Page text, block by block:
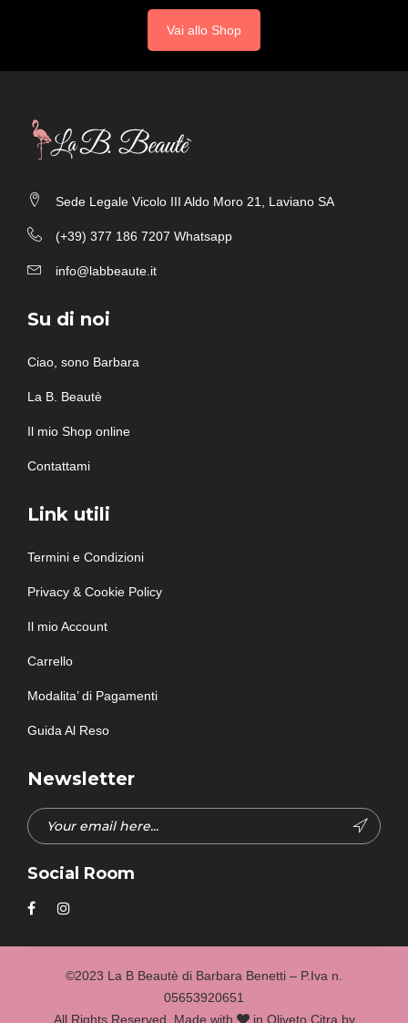
Vai allo Shop
Sede Legale Vicolo III Aldo Moro 21, Laviano SA
(+39) 377 186 7207 Whatsapp
info@labbeaute.it
Su di noi
Ciao, sono Barbara
La B. Beautè
Il mio Shop online
Contattami
Link utili
Termini e Condizioni
Privacy & Cookie Policy
Il mio Account
Carrello
Modalita’ di Pagamenti
Guida Al Reso
Newsletter
Social Room
©2023 La B Beautè di Barbara Benetti – P.Iva n.
05653920651
All Rights Reserved. Made with
in Oliveto Citra by